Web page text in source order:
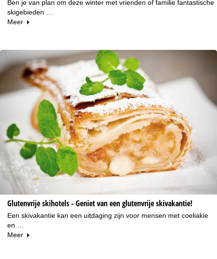
Ben je van plan om deze winter met vrienden of familie fantastische
skigebieden …
Meer
Glutenvrije skihotels - Geniet van een glutenvrije skivakantie!
Een skivakantie kan een uitdaging zijn voor mensen met coeliakie
en …
Meer